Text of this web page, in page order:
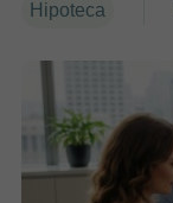
Hipoteca